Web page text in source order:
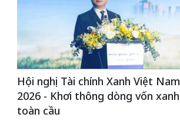
Hội nghị Tài chính Xanh Việt Nam
2026 - Khơi thông dòng vốn xanh
toàn cầu